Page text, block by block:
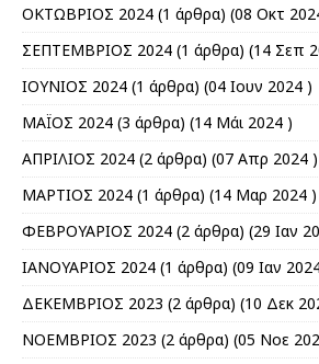
ΟΚΤΩΒΡΙΟΣ 2024 (1 άρθρα) (08 Οκτ
ΣΕΠΤΕΜΒΡΙΟΣ 2024 (1 άρθρα) (14 Σεπ
ΙΟΥΝΙΟΣ 2024 (1 άρθρα) (04 Ιουν 2024 )
ΜΑΪΟΣ 2024 (3 άρθρα) (14 Μάι 2024 )
ΑΠΡΙΛΙΟΣ 2024 (2 άρθρα) (07 Απρ 2024 )
ΜΑΡΤΙΟΣ 2024 (1 άρθρα) (14 Μαρ 2024 )
ΦΕΒΡΟΥΑΡΙΟΣ 2024 (2 άρθρα) (29 Ιαν
ΙΑΝΟΥΑΡΙΟΣ 2024 (1 άρθρα) (09 Ιαν
ΔΕΚΕΜΒΡΙΟΣ 2023 (2 άρθρα) (10 Δεκ
ΝΟΕΜΒΡΙΟΣ 2023 (2 άρθρα) (05 Νοε